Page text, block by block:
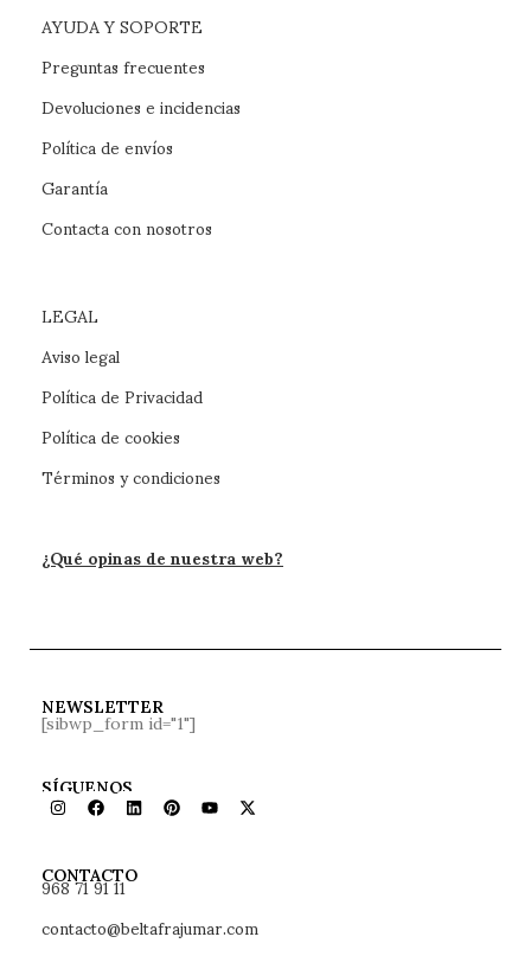
AYUDA Y SOPORTE
Preguntas frecuentes
Devoluciones e incidencias
Política de envíos
Garantía
Contacta con nosotros
LEGAL
Aviso legal
Política de Privacidad
Política de cookies
Términos y condiciones
¿Qué opinas de nuestra web?
NEWSLETTER
[sibwp_form id="1"]
SÍGUENOS
CONTACTO
968 71 91 11
contacto@beltafrajumar.com